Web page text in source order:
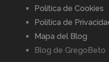
Política de Cookies
Política de
Mapa del Blog
Blog de GregoBeto